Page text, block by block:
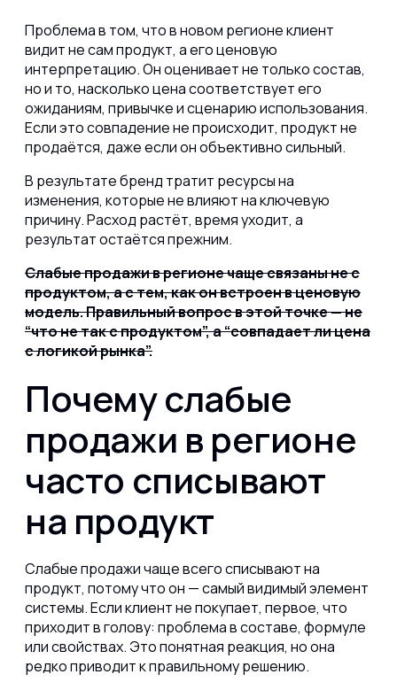
Проблема в том, что в новом регионе клиент
видит не сам продукт, а его ценовую
интерпретацию. Он оценивает не только состав,
но и то, насколько цена соответствует его
ожиданиям, привычке и сценарию использования.
Если это совпадение не происходит, продукт не
продаётся, даже если он объективно сильный.
В результате бренд тратит ресурсы на
изменения, которые не влияют на ключевую
причину. Расход растёт, время уходит, а
результат остаётся прежним.
Слабые продажи в регионе чаще связаны не с
продуктом, а с тем, как он встроен в ценовую
модель. Правильный вопрос в этой точке — не
“что не так с продуктом”, а “совпадает ли цена
с логикой рынка”.
Почему слабые
продажи в регионе
часто списывают
на продукт
Слабые продажи чаще всего списывают на
продукт, потому что он — самый видимый элемент
системы. Если клиент не покупает, первое, что
приходит в голову: проблема в составе, формуле
или свойствах. Это понятная реакция, но она
редко приводит к правильному решению.